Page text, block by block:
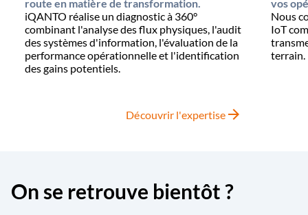
route en matière de transformation.
iQANTO réalise un diagnostic à 360°
combinant l'analyse des flux physiques, l'audit
des systèmes d'information, l'évaluation de la
performance opérationnelle et l'identification
des gains potentiels.
Découvrir l'expertise arrow_forward
vos
Nous
IoT
terrain.
On se retrouve bientôt ?